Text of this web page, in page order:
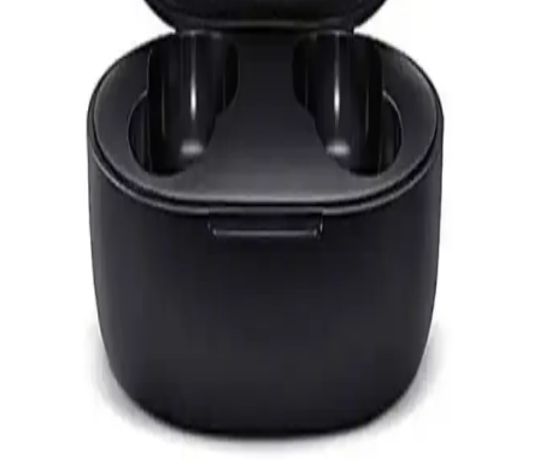
Telefonlardan fotoğraf aktarmanın çeşitli güncel yöntemleri,
kablosuz ve kablolu seçenekler, uygulamalar ve güvenlik ipuçlarıyla
detaylı anlatılıyor.
Ac Mini WiFi 600 Mbps 5GHz USB Adaptör:
Yüksek Hızlı ve Taşınabilir Kablosuz Bağlantı
Kompakt tasarımıyla yüksek hız ve stabil bağlantı sağlayan Ac Mini
WiFi 600 Mbps adaptör, kolay kurulumu ve çift bant desteğiyle ev
ve ofis kullanımına uygun bir kablosuz çözüm sunar.
Xiaomi Mi Airdots Kablosuz Kulaklık İncelemesi ve
Kullanıcı Deneyimleri
Xiaomi Mi Airdots, uygun fiyatlı ve kullanışlı kablosuz kulaklıklar
arasında öne çıkıyor. Bluetooth 5.0, ergonomik tasarım ve uzun pil
ömrü ile günlük kullanımda avantaj sağlıyor.